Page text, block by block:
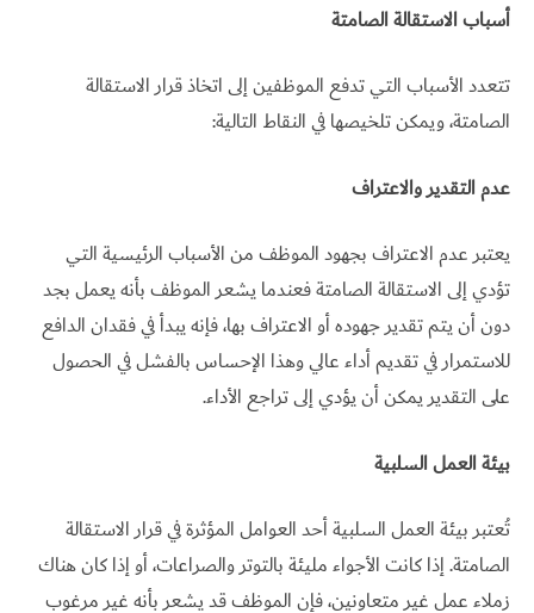
أسباب الاستقالة الصامتة
تتعدد الأسباب التي تدفع الموظفين إلى اتخاذ قرار الاستقالة
الصامتة، ويمكن تلخيصها في النقاط التالية:
عدم التقدير والاعتراف
يعتبر عدم الاعتراف بجهود الموظف من الأسباب الرئيسية التي
تؤدي إلى الاستقالة الصامتة فعندما يشعر الموظف بأنه يعمل بجد
دون أن يتم تقدير جهوده أو الاعتراف بها، فإنه يبدأ في فقدان الدافع
للاستمرار في تقديم أداء عالي وهذا الإحساس بالفشل في الحصول
على التقدير يمكن أن يؤدي إلى تراجع الأداء.
بيئة العمل السلبية
تُعتبر بيئة العمل السلبية أحد العوامل المؤثرة في قرار الاستقالة
الصامتة. إذا كانت الأجواء مليئة بالتوتر والصراعات، أو إذا كان هناك
زملاء عمل غير متعاونين، فإن الموظف قد يشعر بأنه غير مرغوب